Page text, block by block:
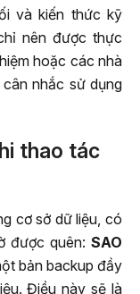
và kiến thức kỹ
nên được thực
hoặc các nhà
nhắc sử dụng
thao tác
cơ sở dữ liệu, có
được quên: SAO
bản backup đầy
Điều này sẽ là